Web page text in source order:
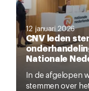
12 januari 2026
CNV leden
Nationale
In de afgelopen
stemmen over